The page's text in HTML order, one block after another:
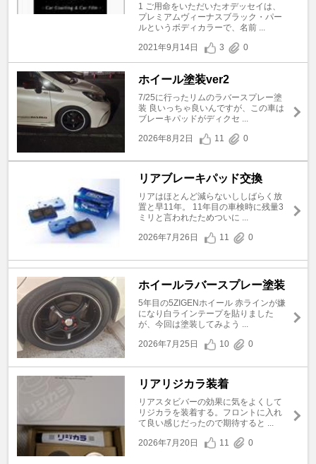
1 ご用命をいただいたオデッセイは、
プレミアムヴィーナスブラック・パー
ルというボディカラーで、名前 ...
2021年9月14日
3 0
ホイール塗装ver2
7/25に行ったリムのラバースプレー塗
装 良いっちゃ良いんですが、この車は
ブレーキパッドがディクセ ...
2026年8月2日
11 0
リアブレーキパッド交換
リアはほとんど減らないししばらく放
置と早11年。 11年目の車検時に残量3
ミリと言われたためついに ...
2026年7月26日
11 0
ホイールラバースプレー塗装
5年目の5ZIGENホイール 赤ラインが嫌
になり白ラインテープを貼りました
が、今回は塗装してみよう ...
2026年7月25日
10 0
リアリジカラ装着
リアスタビバーの効果に気をよくして
リジカラを装着する。フロントに入れ
て良い感じだったので期待すると ...
2026年7月20日
11 0